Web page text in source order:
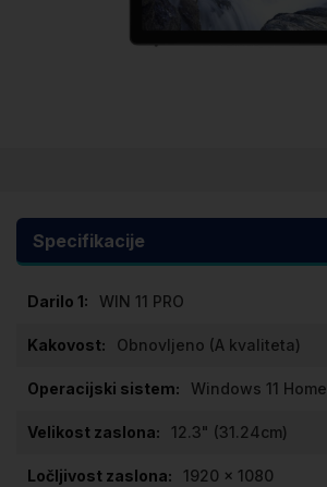
galerije
slikSpecifikacije
WIN 11 PRO
Obnovljeno (A kvaliteta)
Windows 11 Home
12.3" (31.24cm)
1920 x 1080